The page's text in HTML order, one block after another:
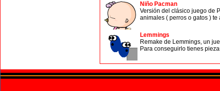
Niño Pacman
Versión del clásico juego de
animales ( perros o gatos )
Lemmings
Remake de Lemmings, un
Para conseguirlo tienes